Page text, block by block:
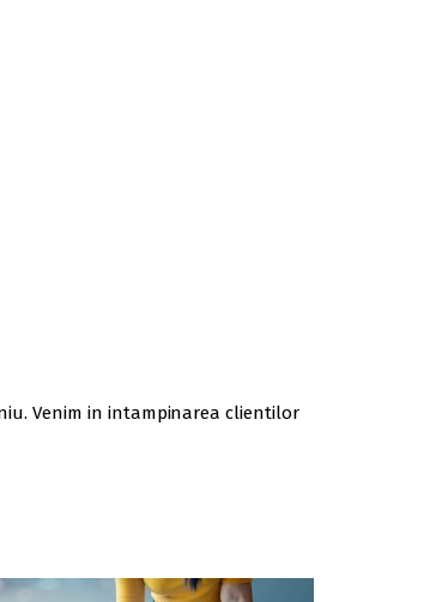
Venim in intampinarea clientilor